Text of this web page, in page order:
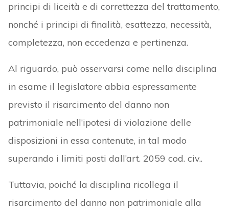
principi di liceità e di correttezza del trattamento,
nonché i principi di finalità, esattezza, necessità,
completezza, non eccedenza e pertinenza.
Al riguardo, può osservarsi come nella disciplina
in esame il legislatore abbia espressamente
previsto il risarcimento del danno non
patrimoniale nell’ipotesi di violazione delle
disposizioni in essa contenute, in tal modo
superando i limiti posti dall’art. 2059 cod. civ..
Tuttavia, poiché la disciplina ricollega il
risarcimento del danno non patrimoniale alla